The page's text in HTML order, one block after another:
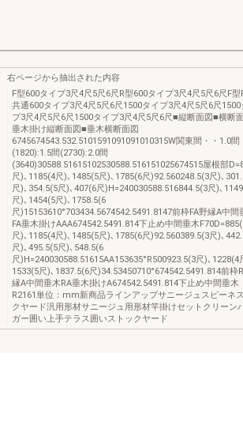
右ページから抽出された内容
F型600タイプ3尺4尺5尺6尺R型600タイプ3尺4尺5尺6尺F型
共通600タイプ3尺4尺5尺6尺1500タイプ3尺4尺5尺6尺1500
プ3尺4尺5尺6尺1500タイプ3尺4尺5尺6尺■縦断面図■横断
垂木掛け縦断面図■垂木横断面図
6745674543.532.5101591091091010315W関東間・・1.0間
(1820):1.5間(2730):2.0間
(3640)30588.51615102530588.516151025674515屋根部
尺)､1185(4尺)､1485(5尺)､1785(6尺)92.560248.5(3尺)､
尺)､354.5(5尺)､407(6尺)H=240030588.516844.5(3尺)､
尺)､1454(5尺)､1758.5(6
尺)15153610°703434.5674542.5491.8147前枠FA野縁A中間
FA垂木掛けAAA674542.5491.814下止め中間垂木
尺)､1185(4尺)､1485(5尺)､1785(6尺)92.560389.5(3尺)､
尺)､495.5(5尺)､548.5(6
尺)H=240030588.51615AA153635°R500923.5(3尺)､1228(4
1533(5尺)､1837.5(6尺)34.53450710°674542.5491.814前枠
縁A中間垂木RA垂木掛けA674542.5491.814下止め中間垂木
R2161単位：mm新商品ラインアップサニージュスピーネ
クヤード汎用形材サニージュ用形材竿掛けセットクリーン
ガー囲い上手テラス囲いストックヤード